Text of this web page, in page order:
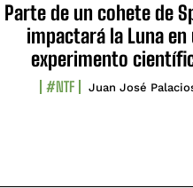
Parte de un cohete de
impactará la Luna en
experimento
#NTF Juan José